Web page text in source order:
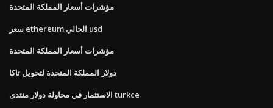
مؤشرات أسعار المملكة المتحدة
سعر ethereum الحالي usd
مؤشرات أسعار المملكة المتحدة
دولار المملكة المتحدة لتحويل تاكا
الاستثمار في محاولة دولار منتدى turkce